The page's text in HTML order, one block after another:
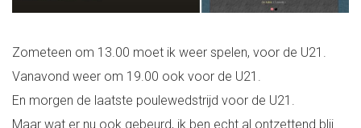
Zometeen om 13.00 moet ik weer spelen, voor de U21.
Vanavond weer om 19.00 ook voor de U21.
En morgen de laatste poulewedstrijd voor de U21.
Maar wat er nu ook gebeurd, ik ben echt al ontzettend blij